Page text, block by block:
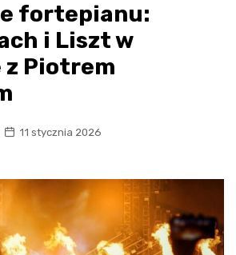
fortepianu:
i Liszt w
z Piotrem
11 stycznia 2026